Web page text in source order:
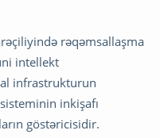
rəqəmsallaşma
intellekt
infrastrukturun
inkişafı
göstəricisidir.